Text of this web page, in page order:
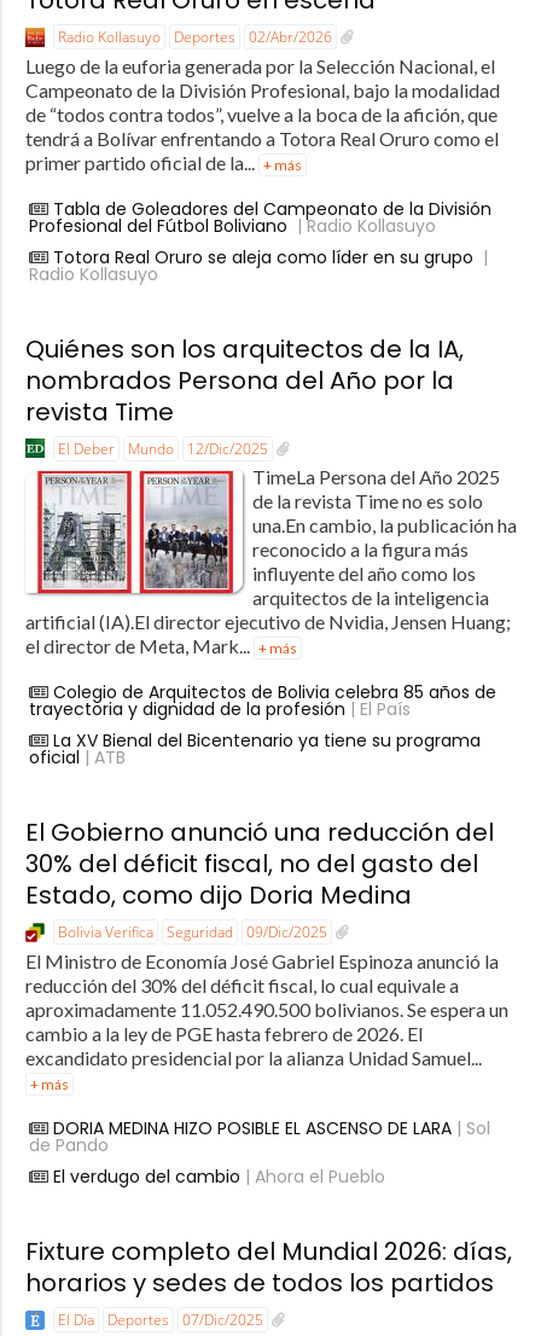
Radio Kollasuyo Deportes 02/Abr/2026
Luego de la euforia generada por la Selección Nacional, el
Campeonato de la División Profesional, bajo la modalidad
de “todos contra todos”, vuelve a la boca de la afición, que
tendrá a Bolívar enfrentando a Totora Real Oruro como el
primer partido oficial de la...
+ más
Tabla de Goleadores del Campeonato de la División
Profesional del Fútbol Boliviano | Radio Kollasuyo
Totora Real Oruro se aleja como líder en su grupo |
Radio Kollasuyo
Quiénes son los arquitectos de la IA,
nombrados Persona del Año por la
revista Time
El Deber Mundo 12/Dic/2025
TimeLa Persona del Año 2025
de la revista Time no es solo
una.En cambio, la publicación ha
reconocido a la figura más
influyente del año como los
arquitectos de la inteligencia
artificial (IA).El director ejecutivo de Nvidia, Jensen Huang;
el director de Meta, Mark... + más
Colegio de Arquitectos de Bolivia celebra 85 años de
trayectoria y dignidad de la profesión | El País
La XV Bienal del Bicentenario ya tiene su programa
oficial | ATB
El Gobierno anunció una reducción del
30% del déficit fiscal, no del gasto del
Estado, como dijo Doria Medina
Bolivia Verifica Seguridad 09/Dic/2025
El Ministro de Economía José Gabriel Espinoza anunció la
reducción del 30% del déficit fiscal, lo cual equivale a
aproximadamente 11.052.490.500 bolivianos. Se espera un
cambio a la ley de PGE hasta febrero de 2026. El
excandidato presidencial por la alianza Unidad Samuel...
+ más
DORIA MEDINA HIZO POSIBLE EL ASCENSO DE LARA| Sol
de Pando
El verdugo del cambio | Ahora el Pueblo
Fixture completo del Mundial 2026: días,
horarios y sedes de todos los partidos
El Día Deportes 07/Dic/2025